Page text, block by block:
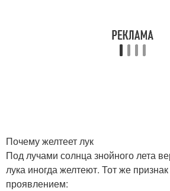
Почему желтеет лук
Под лучами солнца знойного лета
лука иногда желтеют. Тот же
проявлением: